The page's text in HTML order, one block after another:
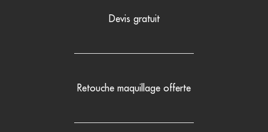
Devis gratuit
Retouche maquillage offerte